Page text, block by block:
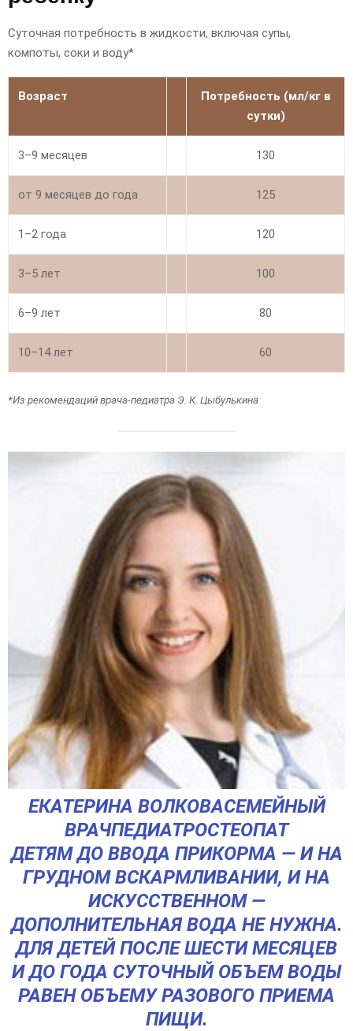
Суточная потребность в жидкости, включая супы,
компоты, соки и воду*
Возраст
Потребность (мл/кг в
сутки)
3–9 месяцев 130
от 9 месяцев до года 125
1–2 года 120
3–5 лет 100
6–9 лет 80
10–14 лет 60
*Из рекомендаций врача-педиатра Э. К. Цыбулькина
ЕКАТЕРИНА ВОЛКОВАСЕМЕЙНЫЙ
ВРАЧПЕДИАТРОСТЕОПАТ
ДЕТЯМ ДО ВВОДА ПРИКОРМА — И НА
ГРУДНОМ ВСКАРМЛИВАНИИ, И НА
ИСКУССТВЕННОМ —
ДОПОЛНИТЕЛЬНАЯ ВОДА НЕ НУЖНА.
ДЛЯ ДЕТЕЙ ПОСЛЕ ШЕСТИ МЕСЯЦЕВ
И ДО ГОДА СУТОЧНЫЙ ОБЪЕМ ВОДЫ
РАВЕН ОБЪЕМУ РАЗОВОГО ПРИЕМА
ПИЩИ.